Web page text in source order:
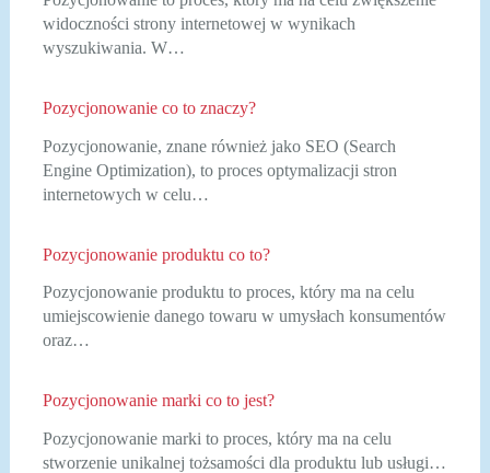
widoczności strony internetowej w wynikach
wyszukiwania. W…
Pozycjonowanie co to znaczy?
Pozycjonowanie, znane również jako SEO (Search
Engine Optimization), to proces optymalizacji stron
internetowych w celu…
Pozycjonowanie produktu co to?
Pozycjonowanie produktu to proces, który ma na celu
umiejscowienie danego towaru w umysłach konsumentów
oraz…
Pozycjonowanie marki co to jest?
Pozycjonowanie marki to proces, który ma na celu
stworzenie unikalnej tożsamości dla produktu lub usługi…